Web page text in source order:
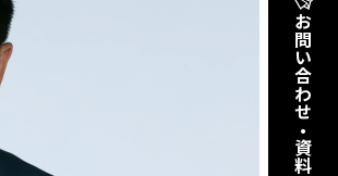
お問い合わせ・資料